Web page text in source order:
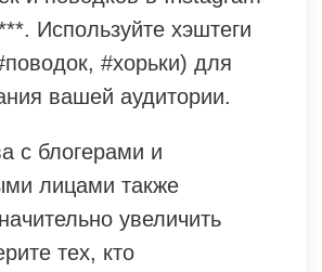
Используйте хэштеги
#хорьки) для
вашей аудитории.
с блогерами и
лицами также
увеличить
тех, кто